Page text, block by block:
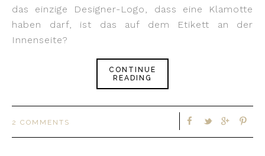
das einzige Designer-Logo, dass eine Klamotte
haben darf, ist das auf dem Etikett an der
Innenseite?
CONTINUE
READING
2 COMMENTS